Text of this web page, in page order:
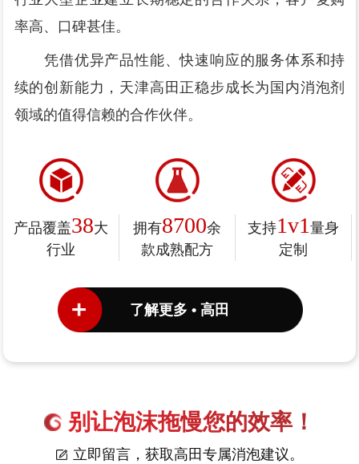
率高、口碑甚佳。
凭借优异产品性能、快速响应的服务体系和持
续的创新能力，天津高田正稳步成长为国内消泡剂
领域的值得信赖的合作伙伴。
产品覆盖38大
行业
拥有8700余
款成熟配方
支持1v1 量身
定制
了解更多 • 高田
别让泡沫拖慢您的效率！
立即留言，获取高田专属消泡建议。